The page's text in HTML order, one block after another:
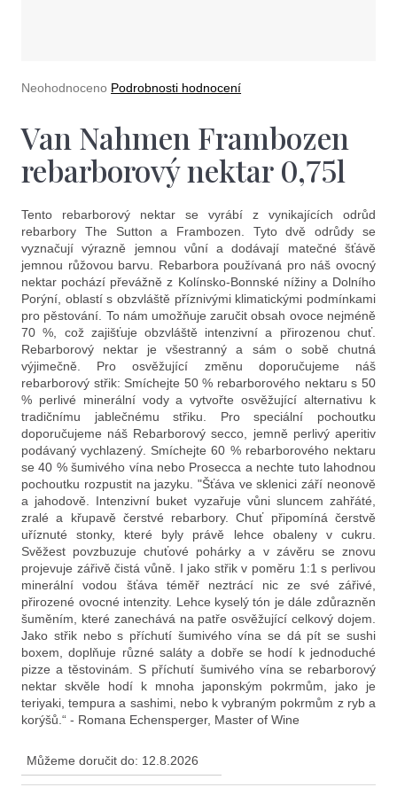
Průměrné
je
0,0
z
5
Neohodnoceno Podrobnosti hodnocení
Van Nahmen Frambozen
rebarborový nektar 0,75l
Tento rebarborový nektar se vyrábí z vynikajících odrůd
rebarbory ​​The Sutton a Frambozen. Tyto dvě odrůdy se
vyznačují výrazně jemnou vůní a dodávají matečné šťávě
jemnou růžovou barvu. Rebarbora používaná pro náš ovocný
nektar pochází převážně z Kolínsko-Bonnské nížiny a Dolního
Porýní, oblastí s obzvláště příznivými klimatickými podmínkami
pro pěstování. To nám umožňuje zaručit obsah ovoce nejméně
70 %, což zajišťuje obzvláště intenzivní a přirozenou chuť.
Rebarborový nektar je všestranný a sám o sobě chutná
výjimečně. Pro osvěžující změnu doporučujeme náš
rebarborový střik: Smíchejte 50 % rebarborového nektaru s 50
% perlivé minerální vody a vytvořte osvěžující alternativu k
tradičnímu jablečnému střiku. Pro speciální pochoutku
doporučujeme náš Rebarborový secco, jemně perlivý aperitiv
podávaný vychlazený. Smíchejte 60 % rebarborového nektaru
se 40 % šumivého vína nebo Prosecca a nechte tuto lahodnou
pochoutku rozpustit na jazyku. "Šťáva ve sklenici září neonově
a jahodově. Intenzivní buket vyzařuje vůni sluncem zahřáté,
zralé a křupavě čerstvé rebarbory. Chuť připomíná čerstvě
uříznuté stonky, které byly právě lehce obaleny v cukru.
Svěžest povzbuzuje chuťové pohárky a v závěru se znovu
projevuje zářivě čistá vůně. I jako střik v poměru 1:1 s perlivou
minerální vodou šťáva téměř neztrácí nic ze své zářivé,
přirozené ovocné intenzity. Lehce kyselý tón je dále zdůrazněn
šuměním, které zanechává na patře osvěžující celkový dojem.
Jako střik nebo s příchutí šumivého vína se dá pít se sushi
boxem, doplňuje různé saláty a dobře se hodí k jednoduché
pizze a těstovinám. S příchutí šumivého vína se rebarborový
nektar skvěle hodí k mnoha japonským pokrmům, jako je
teriyaki, tempura a sashimi, nebo k vybraným pokrmům z ryb a
korýšů.“ - Romana Echensperger, Master of Wine
Můžeme doručit do: 12.8.2026
n
a
j
í
t
?
Hledat
D
o
p
o
r
u
č
u
j
e
m
e